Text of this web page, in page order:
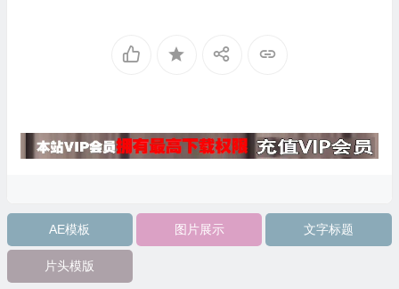
AE模板 图片展示 文字标题
片头模版